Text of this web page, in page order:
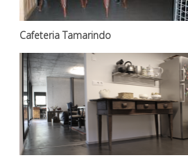
Cafeteria Tamarindo